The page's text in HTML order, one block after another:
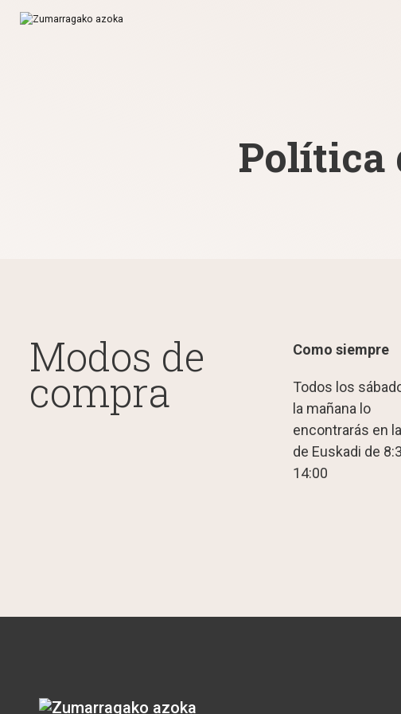
Política
Modos de
compra
Como siempre
Todos los
la mañana lo
encontrarás en
de Euskadi de
14:00